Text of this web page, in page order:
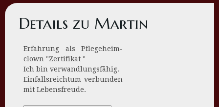
Details zu Martin
Erfahrung als Pflegeheim-
clown "Zertifikat "
Ich bin verwandlungsfähig.
Einfallsreichtum verbunden
mit Lebensfreude.